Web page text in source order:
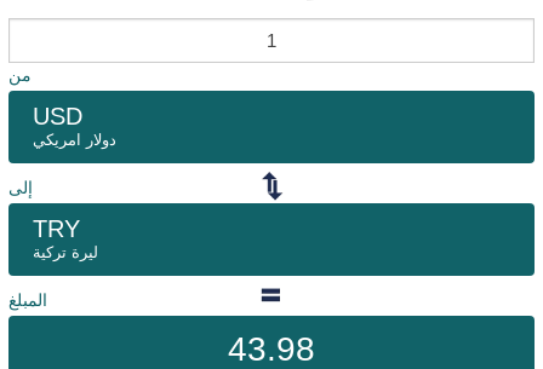
من
USD
دولار امريكي
إلى
TRY
ليرة تركية
المبلغ
43.98